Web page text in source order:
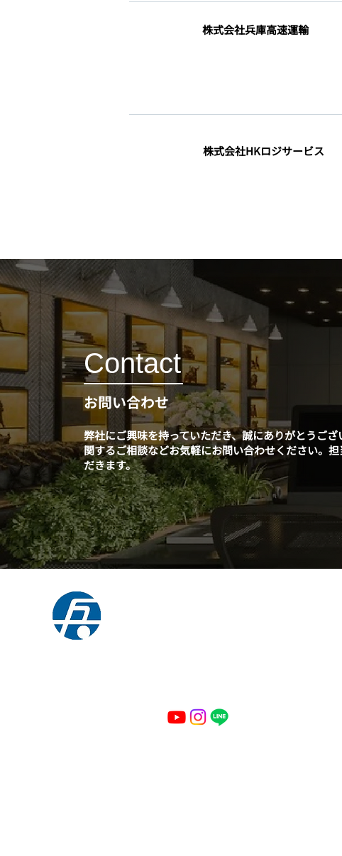
​株式会社兵庫高速運輸
​株式会社HKロジサービス
Contact
お問い合わせ
弊社にご興味を持っていただき、誠にありがとうござ
関するご相談などお気軽にお問い合わせください。担
だきます。